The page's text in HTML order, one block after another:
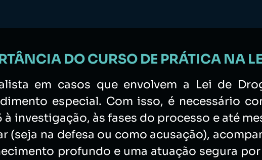
DO CURSO DE PRÁTICA NA
em casos que envolvem a Lei de
especial. Com isso, é necessário
à investigação, às fases do processo e até
na defesa ou como acusação),
profundo e uma atuação segura